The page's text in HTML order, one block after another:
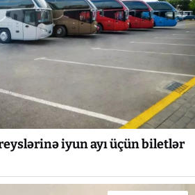
iyun ayı üçün biletlər